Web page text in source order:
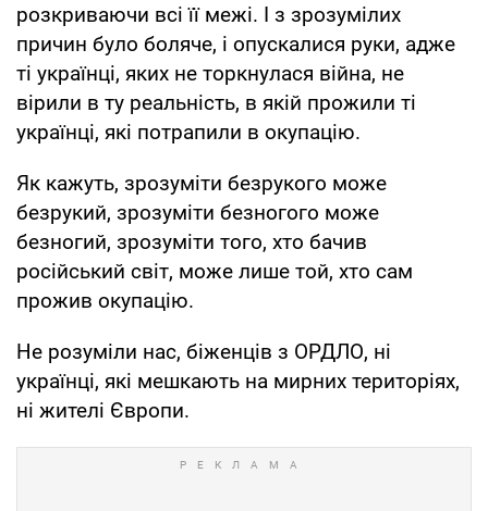
розкриваючи всі її межі. І з зрозумілих
причин було боляче, і опускалися руки, адже
ті українці, яких не торкнулася війна, не
вірили в ту реальність, в якій прожили ті
українці, які потрапили в окупацію.
Як кажуть, зрозуміти безрукого може
безрукий, зрозуміти безногого може
безногий, зрозуміти того, хто бачив
російський світ, може лише той, хто сам
прожив окупацію.
Не розуміли нас, біженців з ОРДЛО, ні
українці, які мешкають на мирних територіях,
ні жителі Європи.